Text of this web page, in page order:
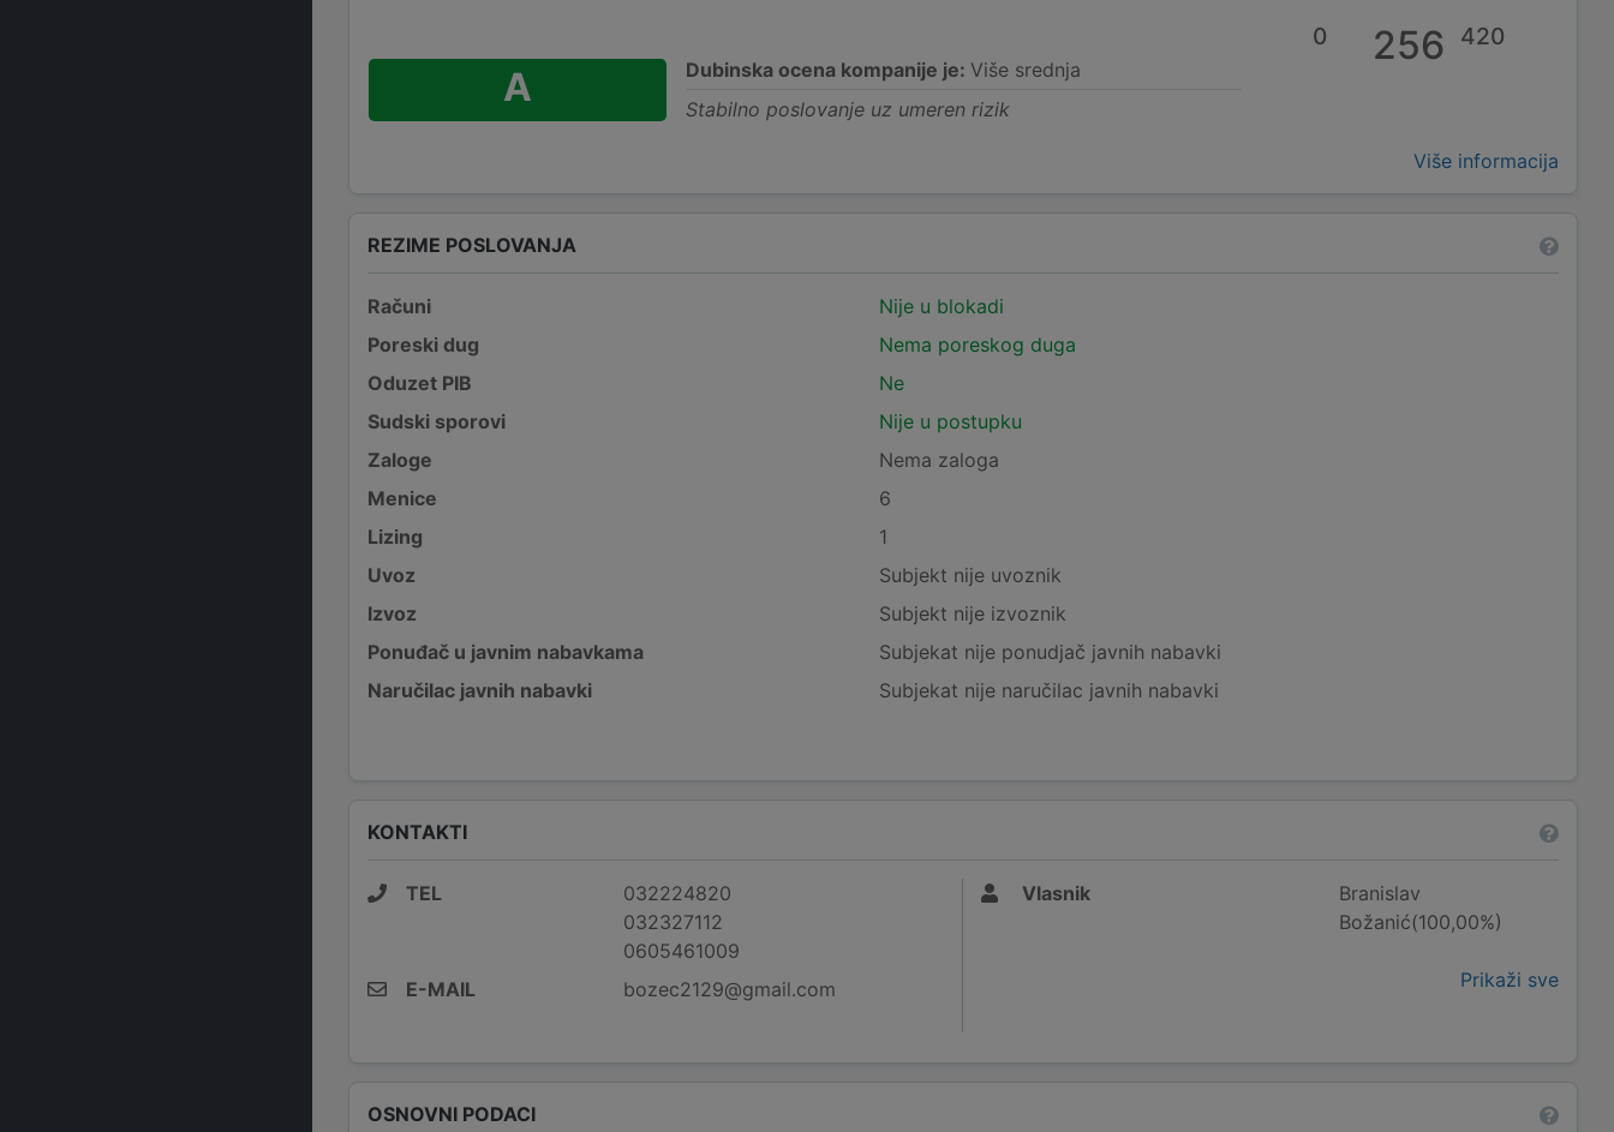
A Dubinska ocena kompanije je: Više srednja
Stabilno poslovanje uz umeren rizik
0 256 420
Više informacija
REZIME POSLOVANJA
Računi
Nije u blokadi
Poreski dug
Nema poreskog duga
Oduzet PIB
Ne
Sudski sporovi
Nije u postupku
Zaloge
Nema zaloga
Menice
6
Lizing
1
Uvoz
Subjekt nije uvoznik
Izvoz
Subjekt nije izvoznik
Ponuđač u javnim nabavkama
Subjekat nije ponudjač javnih nabavki
Naručilac javnih nabavki
Subjekat nije naručilac javnih nabavki
KONTAKTI
TEL
032224820
032327112
0605461009
E-MAIL
bozec2129@gmail.com
Vlasnik
Branislav
Božanić(100,00%)
Prikaži sve
OSNOVNI PODACI